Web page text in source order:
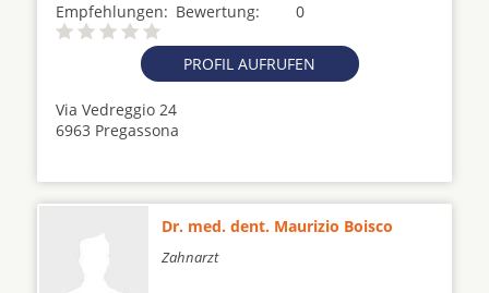
Empfehlungen: 0
Bewertung:
PROFIL AUFRUFEN
Via Vedreggio 24
6963 Pregassona
Dr. med. dent. Maurizio Boisco
Zahnarzt